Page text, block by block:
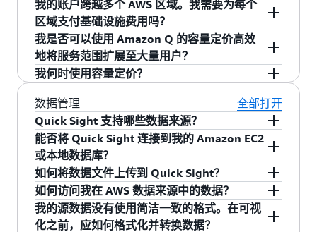
非数天）内跨数据来源查找关键信息，通过自然
语言查询分析数据，无需专业技术即可创建复杂
的可视化内容，并且无需切换工具即可根据洞察
采取行动。Quick 通过自动化功能来处理重复性任
务，同时在整个组织内维持企业级安全性和治理
标准。
企业版所有功能的促销访问权限。
读者账户有两种类型：读者版和读者专业版。读
者专业版包括所有读者版功能以及 Amazon Q 中
的生成式人工智能功能（包括执行控制面板摘要
以及构建和共享生成式数据故事的功能）。
在已推出全新 Quick 功能的区域，Quick Sight 读
者专业版用户可访问并使用 Quick 专业版的所有
功能。
器来访问 Quick Sight。
试用期 30 天，每个账户最多支持 25 名用户。
我们会为每位客户预置专用的硬件容量，从而为
您提供代理式人工智能功能和始终如一的快速查
询性能。这笔基础费用为强大的基础设施提供支
持，后者为 Quick 的所有特性和功能提供无缝体
验。基础设施费用是按账户每月计费的，每个月
只要账户中存在专业版用户或主题，就会进行计
费。
我的账户跨越多个 AWS 区域。我需要为每个
区域支付基础设施费用吗？
不需要。即使账户跨越多个区域，客户也只需要
为每个账户每月支付 250 美元的基础设施费用。
我是否可以使用 Amazon Q 的容量定价高效
地将服务范围扩展至大量用户？
是的，您可以通过 Amazon Q 问题容量定价批量
购买 Amazon Q 问题。Quick Sight 作者专业版用
户可以创建和管理允许对特定数据进行问答的 Q
主题。其他 Amazon Q 功能目前只能通过固定价
格的专业版用户角色访问。
我何时使用容量定价？
当需要向具有分散的使用量的大型受众显示控制
面板时，或者在用户人数预计持续增长的情况
下，容量定价很有用。在这两种情况下，容量定
价可用的每会话定价折扣允许 BI 成本随时间的推
移下降。会话容量定价中每个会话的时长均为 30
分钟。会话容量定价还允许使用 Quick Sight 功能
以编程方式访问大屏幕或监视器上显示的内容，
供多个最终用户使用。
数据管理
全部打开
Quick Sight 支持哪些数据来源？
您可以连接到 AWS 数据来源，包括 Amazon
RDS、Amazon Aurora、Amazon Redshift、
Amazon Athena 和 Amazon S3。您还可以上传
Excel 电子表格或平面文件（CSV、TSV、CLF 和
ELF），连接到本地数据库（如 SQL Server、
能否将 Quick Sight 连接到我的 Amazon EC2
或本地数据库？
可以。要将 Quick Sight 连接到 Amazon Elastic
Compute Cloud（Amazon EC2）或本地数据库，
您需要将“Amazon Quick Sight IP 范围”添加到您
如何将数据文件上传到 Quick Sight？
您可以直接从 Quick Sight 网站上传 XLSX、
CSV、TSV、CLF、XLF 数据文件。您也可以将它
如何访问我在 AWS 数据来源中的数据？
获得您的批准后，Quick Sight 会无缝地发现您的
我的源数据没有使用简洁一致的格式。在可视
化之前，应如何格式化并转换数据？